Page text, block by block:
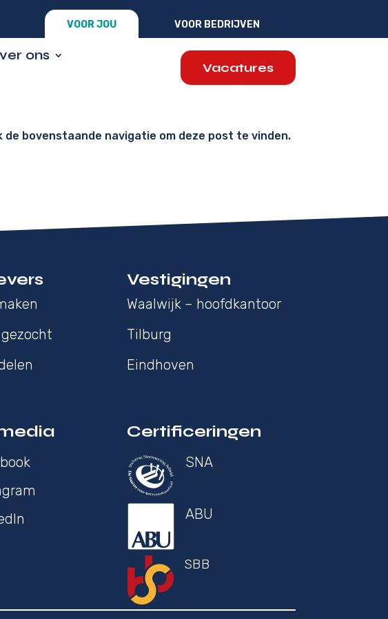
VOOR JOU VOOR BEDRIJVEN
ons
Vacatures
bovenstaande navigatie om deze post te vinden.
Vestigingen
Waalwijk – hoofdkantoor
Tilburg
Eindhoven
Certificeringen
SNA
ABU
SBB